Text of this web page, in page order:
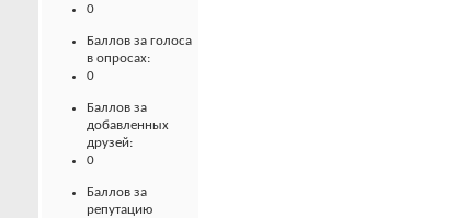
0
Баллов за голоса
в опросах:
0
Баллов за
добавленных
друзей:
0
Баллов за
репутацию